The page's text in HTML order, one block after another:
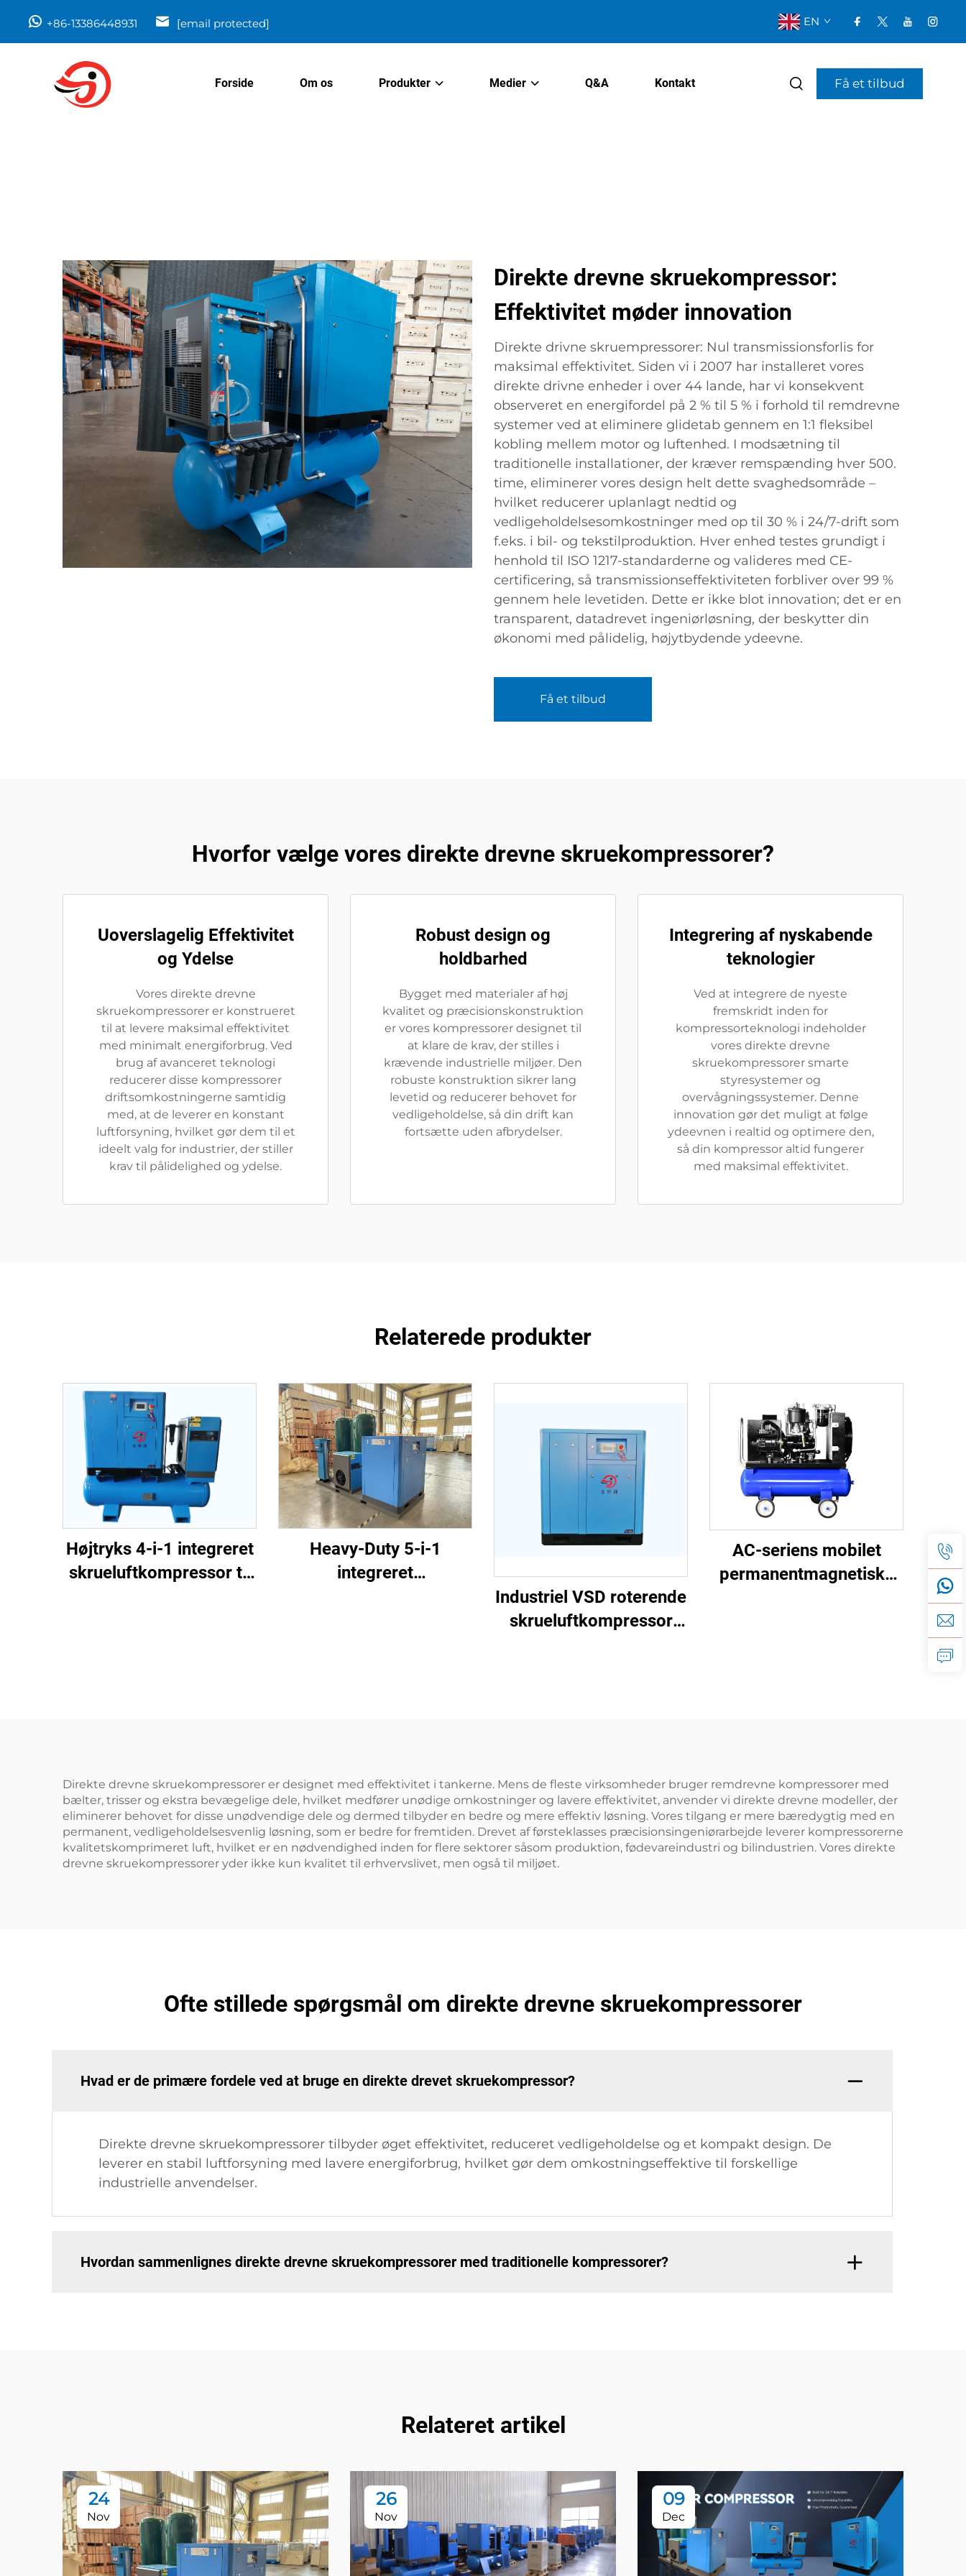
+86-13386448931 [email protected] EN
Forside Om os Produkter Medier Q&A Kontakt Få et tilbud
Direkte drevne skruekompressor:
Effektivitet møder innovation
Direkte drivne skruempressorer: Nul transmissionsforlis for
maksimal effektivitet. Siden vi i 2007 har installeret vores
direkte drivne enheder i over 44 lande, har vi konsekvent
observeret en energifordel på 2 % til 5 % i forhold til remdrevne
systemer ved at eliminere glidetab gennem en 1:1 fleksibel
kobling mellem motor og luftenhed. I modsætning til
traditionelle installationer, der kræver remspænding hver 500.
time, eliminerer vores design helt dette svaghedsområde –
hvilket reducerer uplanlagt nedtid og
vedligeholdelsesomkostninger med op til 30 % i 24/7-drift som
f.eks. i bil- og tekstilproduktion. Hver enhed testes grundigt i
henhold til ISO 1217-standarderne og valideres med CE-
certificering, så transmissionseffektiviteten forbliver over 99 %
gennem hele levetiden. Dette er ikke blot innovation; det er en
transparent, datadrevet ingeniørløsning, der beskytter din
økonomi med pålidelig, højytbydende ydeevne.
Få et tilbud
Hvorfor vælge vores direkte drevne skruekompressorer?
Uoverslagelig Effektivitet
og Ydelse
Vores direkte drevne
skruekompressorer er konstrueret
til at levere maksimal effektivitet
med minimalt energiforbrug. Ved
brug af avanceret teknologi
reducerer disse kompressorer
driftsomkostningerne samtidig
med, at de leverer en konstant
luftforsyning, hvilket gør dem til et
ideelt valg for industrier, der stiller
krav til pålidelighed og ydelse.
Robust design og
holdbarhed
Bygget med materialer af høj
kvalitet og præcisionskonstruktion
er vores kompressorer designet til
at klare de krav, der stilles i
krævende industrielle miljøer. Den
robuste konstruktion sikrer lang
levetid og reducerer behovet for
vedligeholdelse, så din drift kan
fortsætte uden afbrydelser.
Integrering af nyskabende
teknologier
Ved at integrere de nyeste
fremskridt inden for
kompressorteknologi indeholder
vores direkte drevne
skruekompressorer smarte
styresystemer og
overvågningssystemer. Denne
innovation gør det muligt at følge
ydeevnen i realtid og optimere den,
så din kompressor altid fungerer
med maksimal effektivitet.
Relaterede produkter
Højtryks 4-i-1 integreret
skrueluftkompressor til
Heavy-Duty 5-i-1
integreret
Industriel VSD roterende
skrueluftkompressor
AC-seriens mobilet
permanentmagnetiske
Direkte drevne skruekompressorer er designet med effektivitet i tankerne. Mens de fleste virksomheder bruger remdrevne kompressorer med
bælter, trisser og ekstra bevægelige dele, hvilket medfører unødige omkostninger og lavere effektivitet, anvender vi direkte drevne modeller, der
eliminerer behovet for disse unødvendige dele og dermed tilbyder en bedre og mere effektiv løsning. Vores tilgang er mere bæredygtig med en
permanent, vedligeholdelsesvenlig løsning, som er bedre for fremtiden. Drevet af førsteklasses præcisionsingeniørarbejde leverer kompressorerne
kvalitetskomprimeret luft, hvilket er en nødvendighed inden for flere sektorer såsom produktion, fødevareindustri og bilindustrien. Vores direkte
drevne skruekompressorer yder ikke kun kvalitet til erhvervslivet, men også til miljøet.
Ofte stillede spørgsmål om direkte drevne skruekompressorer
Hvad er de primære fordele ved at bruge en direkte drevet skruekompressor?
Direkte drevne skruekompressorer tilbyder øget effektivitet, reduceret vedligeholdelse og et kompakt design. De
leverer en stabil luftforsyning med lavere energiforbrug, hvilket gør dem omkostningseffektive til forskellige
industrielle anvendelser.
Hvordan sammenlignes direkte drevne skruekompressorer med traditionelle kompressorer?
Relateret artikel
24
Nov
26
Nov
09
Dec